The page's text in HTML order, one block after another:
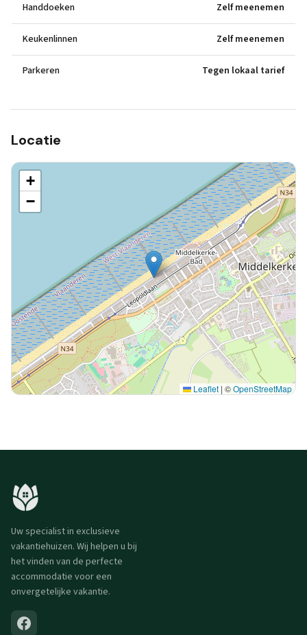
Handdoeken Zelf meenemen
Keukenlinnen Zelf meenemen
Parkeren Tegen lokaal tarief
Locatie
+
−
Leaflet | ©OpenStreetMap
Uw specialist in exclusieve
vakantiehuizen. Wij helpen u bij
het vinden van de perfecte
accommodatie voor een
onvergetelijke vakantie.